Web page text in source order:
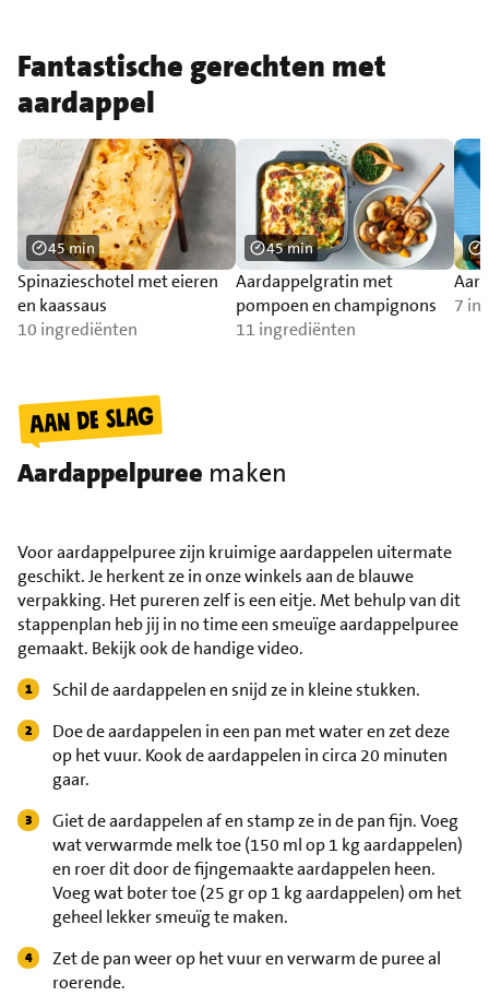
Fantastische gerechten met
aardappel
Spinazieschotel met eieren
en kaassaus
10 ingrediënten
45 min
Aardappelgratin met
pompoen en champignons
11 ingrediënten
45 min
7
Aardappelpuree maken
Voor aardappelpuree zijn kruimige aardappelen uitermate
geschikt. Je herkent ze in onze winkels aan de blauwe
verpakking. Het pureren zelf is een eitje. Met behulp van dit
stappenplan heb jij in no time een smeuïge aardappelpuree
gemaakt. Bekijk ook de handige video.
Schil de aardappelen en snijd ze in kleine stukken.
Doe de aardappelen in een pan met water en zet deze
op het vuur. Kook de aardappelen in circa 20 minuten
gaar.
Giet de aardappelen af en stamp ze in de pan fijn. Voeg
wat verwarmde melk toe (150 ml op 1 kg aardappelen)
en roer dit door de fijngemaakte aardappelen heen.
Voeg wat boter toe (25 gr op 1 kg aardappelen) om het
geheel lekker smeuïg te maken.
Zet de pan weer op het vuur en verwarm de puree al
roerende.